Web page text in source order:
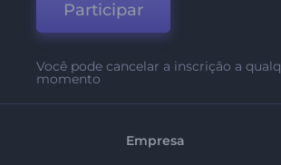
Participar
Você pode cancelar a inscrição a
momento
Empresa